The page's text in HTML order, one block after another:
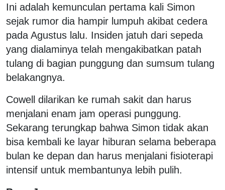
Ini adalah kemunculan pertama kali Simon
sejak rumor dia hampir lumpuh akibat cedera
pada Agustus lalu. Insiden jatuh dari sepeda
yang dialaminya telah mengakibatkan patah
tulang di bagian punggung dan sumsum tulang
belakangnya.
Cowell dilarikan ke rumah sakit dan harus
menjalani enam jam operasi punggung.
Sekarang terungkap bahwa Simon tidak akan
bisa kembali ke layar hiburan selama beberapa
bulan ke depan dan harus menjalani fisioterapi
intensif untuk membantunya lebih pulih.